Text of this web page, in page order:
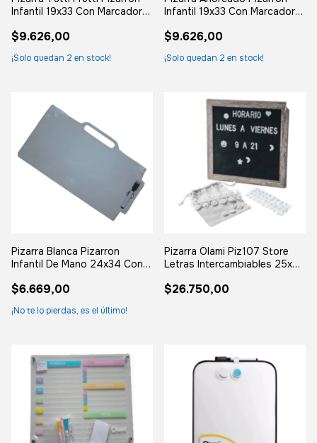
Infantil 19x33 Con Marcador
$9.626,00
¡Solo quedan 2 en stock!
Infantil 19x33 Con Marcador
$9.626,00
¡Solo quedan 2 en stock!
Pizarra Blanca Pizarron
Infantil De Mano 24x34 Con
$6.669,00
¡No te lo pierdas, es el último!
Pizarra Olami Piz107 Store
Letras Intercambiables 25x25
$26.750,00